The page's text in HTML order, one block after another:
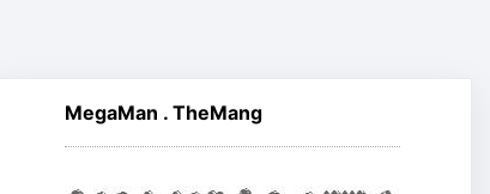
MegaMan . TheMang